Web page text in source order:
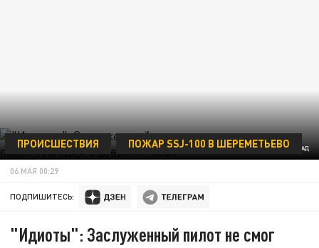
ФОТО: ЦАРЬГРАД
ПРОИСШЕСТВИЯ ПОЖАР SSJ-100 В ШЕРЕМЕТЬЕВО
06 МАЯ 00:29
ПОДПИШИТЕСЬ:
"Идиоты": Заслуженный пилот не смог